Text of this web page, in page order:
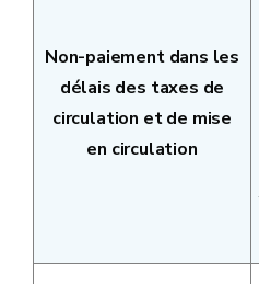
Non-paiement dans les
délais des taxes de
circulation et de mise
en circulation